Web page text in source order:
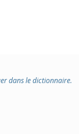
dans le dictionnaire.